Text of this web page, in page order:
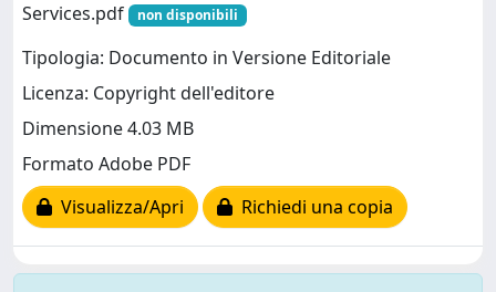
Services.pdf
non disponibili
Tipologia: Documento in Versione Editoriale
Licenza: Copyright dell'editore
Dimensione 4.03 MB
Formato Adobe PDF
Visualizza/Apri
Richiedi una copia